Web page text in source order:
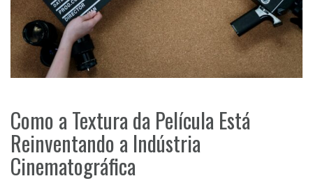
Como a Textura da Película Está
Reinventando a Indústria
Cinematográfica